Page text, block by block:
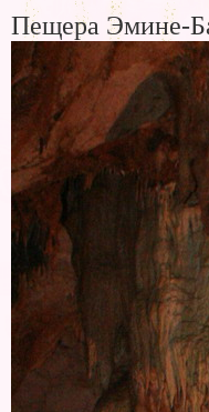
Пещера Эмине-